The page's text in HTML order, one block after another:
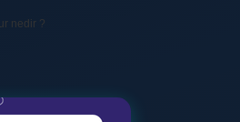
nedir ?